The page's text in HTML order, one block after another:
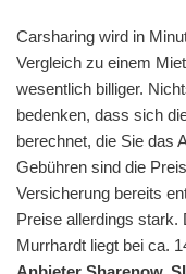
Carsharing wird in
Vergleich zu einem
wesentlich billiger.
bedenken, dass sich
berechnet, die Sie das
Gebühren sind die
Versicherung bereits
Preise allerdings stark.
Murrhardt liegt bei ca.